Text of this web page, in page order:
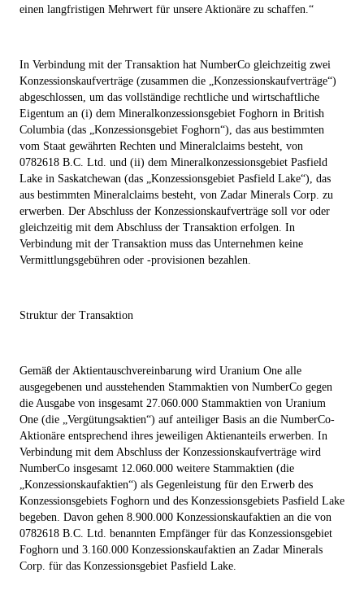
einen langfristigen Mehrwert für unsere Aktionäre zu schaffen.“
In Verbindung mit der Transaktion hat NumberCo gleichzeitig zwei
Konzessionskaufverträge (zusammen die „ Konzessionskaufverträge“)
abgeschlossen, um das vollständige rechtliche und wirtschaftliche
Eigentum an (i) dem Mineralkonzessionsgebiet Foghorn in British
Columbia (das „ Konzessionsgebiet Foghorn“), das aus bestimmten
vom Staat gewährten Rechten und Mineralclaims besteht, von
0782618 B.C. Ltd. und (ii) dem Mineralkonzessionsgebiet Pasfield
Lake in Saskatchewan (das „ Konzessionsgebiet Pasfield Lake“), das
aus bestimmten Mineralclaims besteht, von Zadar Minerals Corp. zu
erwerben. Der Abschluss der Konzessionskaufverträge soll vor oder
gleichzeitig mit dem Abschluss der Transaktion erfolgen. In
Verbindung mit der Transaktion muss das Unternehmen keine
Vermittlungsgebühren oder -provisionen bezahlen.
Struktur der Transaktion
Gemäß der Aktientauschvereinbarung wird Uranium One alle
ausgegebenen und ausstehenden Stammaktien von NumberCo gegen
die Ausgabe von insgesamt 27.060.000 Stammaktien von Uranium
One (die „ Vergütungsaktien“) auf anteiliger Basis an die NumberCo-
Aktionäre entsprechend ihres jeweiligen Aktienanteils erwerben. In
Verbindung mit dem Abschluss der Konzessionskaufverträge wird
NumberCo insgesamt 12.060.000 weitere Stammaktien (die
Konzessionskaufaktien“) als Gegenleistung für den Erwerb des
Konzessionsgebiets Foghorn und des Konzessionsgebiets Pasfield Lake
begeben. Davon gehen 8.900.000 Konzessionskaufaktien an die von
0782618 B.C. Ltd. benannten Empfänger für das Konzessionsgebiet
Foghorn und 3.160.000 Konzessionskaufaktien an Zadar Minerals
Corp. für das Konzessionsgebiet Pasfield Lake.